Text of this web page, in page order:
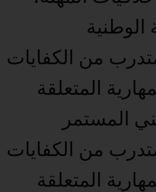
الوطنية
من الكفايات
المتعلقة
المستمر
من الكفايات
المتعلقة